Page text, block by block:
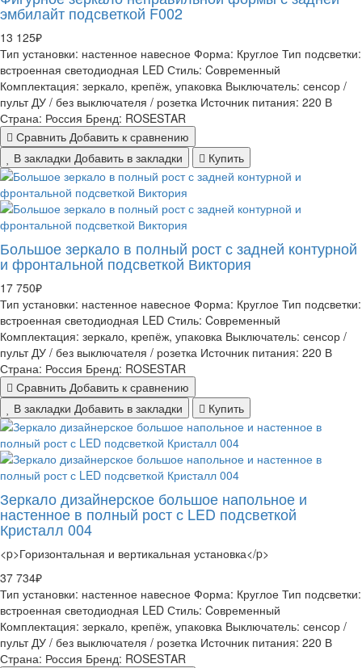
эмбилайт подсветкой F002
13 125₽
Тип установки: настенное навесное Форма: Круглое Тип подсветки:
встроенная светодиодная LED Стиль: Cовременный
Комплектация: зеркало, крепёж, упаковка Выключатель: сенсор /
пульт ДУ / без выключателя / розетка Источник питания: 220 В
Страна: Россия Бренд: ROSESTAR
Сравнить Добавить к сравнению
В закладки Добавить в закладки Купить
Большое зеркало в полный рост с задней контурной
и фронтальной подсветкой Виктория
17 750₽
Тип установки: настенное навесное Форма: Круглое Тип подсветки:
встроенная светодиодная LED Стиль: Cовременный
Комплектация: зеркало, крепёж, упаковка Выключатель: сенсор /
пульт ДУ / без выключателя / розетка Источник питания: 220 В
Страна: Россия Бренд: ROSESTAR
Сравнить Добавить к сравнению
В закладки Добавить в закладки Купить
Зеркало дизайнерское большое напольное и
настенное в полный рост с LED подсветкой
Кристалл 004
<p>Горизонтальная и вертикальная установка</p>
37 734₽
Тип установки: настенное навесное Форма: Круглое Тип подсветки:
встроенная светодиодная LED Стиль: Cовременный
Комплектация: зеркало, крепёж, упаковка Выключатель: сенсор /
пульт ДУ / без выключателя / розетка Источник питания: 220 В
Страна: Россия Бренд: ROSESTAR